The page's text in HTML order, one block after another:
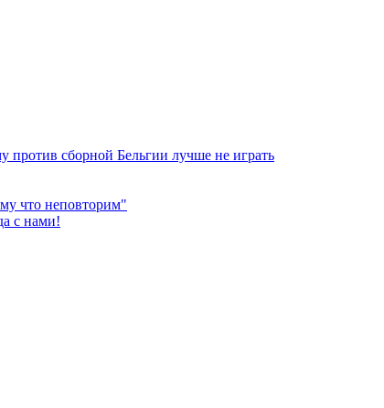
против сборной Бельгии лучше не играть
что неповторим"
с нами!